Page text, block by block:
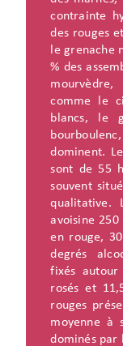
contrainte
des rouges
le grenache
% des
comme le
blancs, le
dominent.
sont de 55
souvent
qualitative.
avoisine
en rouge,
degrés
fixés
rosés et
rouges
moyenne à
dominés par